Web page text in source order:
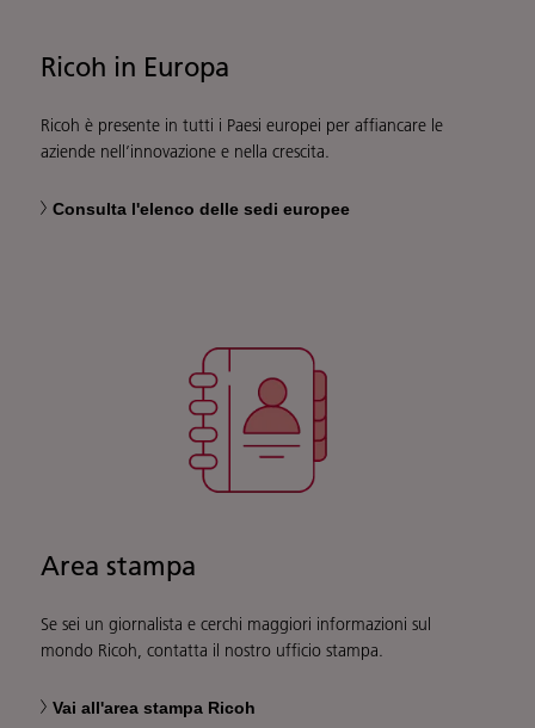
Ricoh in Europa
Ricoh è presente in tutti i Paesi europei per affiancare le
aziende nell’innovazione e nella crescita.
Consulta l'elenco delle sedi europee
Area stampa
Se sei un giornalista e cerchi maggiori informazioni sul
mondo Ricoh, contatta il nostro ufficio stampa.
Vai all'area stampa Ricoh